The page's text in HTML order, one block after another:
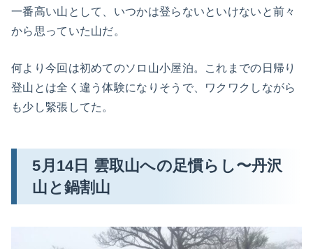
一番高い山として、いつかは登らないといけないと前々
から思っていた山だ。
何より今回は初めてのソロ山小屋泊。これまでの日帰り
登山とは全く違う体験になりそうで、ワクワクしながら
も少し緊張してた。
5月14日 雲取山への足慣らし〜丹沢
山と鍋割山